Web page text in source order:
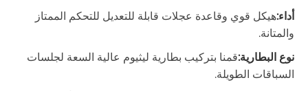
أداء:هيكل قوي وقاعدة عجلات قابلة للتعديل للتحكم الممتاز
والمتانة.
نوع البطارية:قمنا بتركيب بطارية ليثيوم عالية السعة لجلسات
السباقات الطويلة.